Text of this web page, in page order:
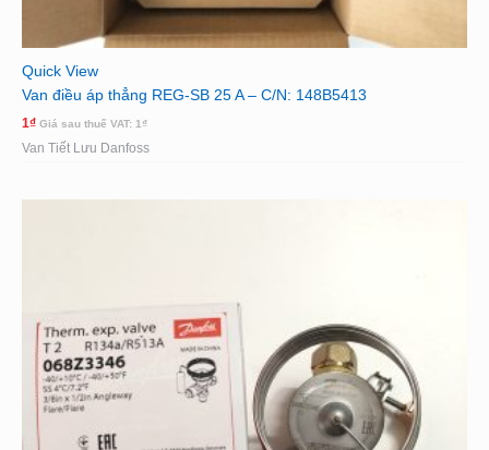
Quick View
Van điều áp thẳng REG-SB 25 A – C/N: 148B5413
1₫ Giá sau thuế VAT: 1₫
Van Tiết Lưu Danfoss